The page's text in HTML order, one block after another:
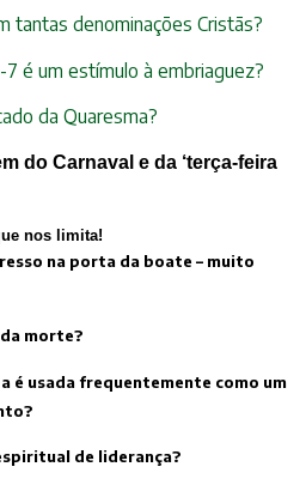
tantas denominações Cristãs?
7 é um estímulo à embriaguez?
da Quaresma?
do Carnaval e da ‘terça-feira
nos limita!
na porta da boate – muito
morte?
é usada frequentemente como um
de liderança?